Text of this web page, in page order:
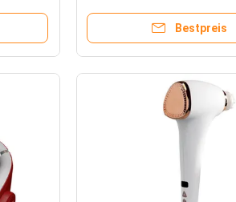
50Hz/60Hz Geräuscharm
Bestpreis